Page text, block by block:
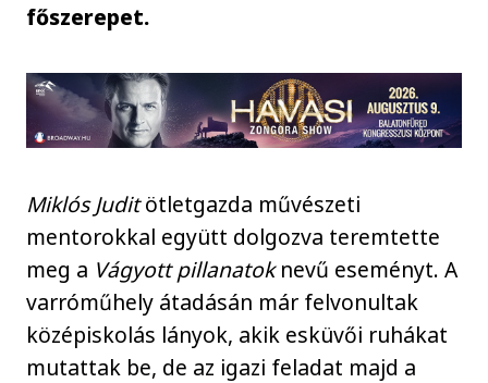
főszerepet.
Miklós Juditötletgazda művészeti
mentorokkal együtt dolgozva teremtette
meg a Vágyott pillanatoknevű eseményt. A
varróműhely átadásán már felvonultak
középiskolás lányok, akik esküvői ruhákat
mutattak be, de az igazi feladat majd a